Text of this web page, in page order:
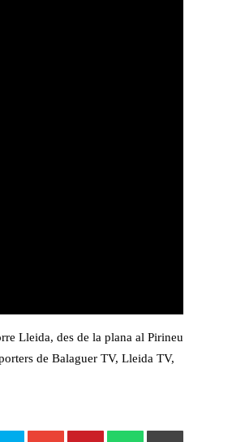
Lleida, des de la plana al Pirineu
de Balaguer TV, Lleida TV,